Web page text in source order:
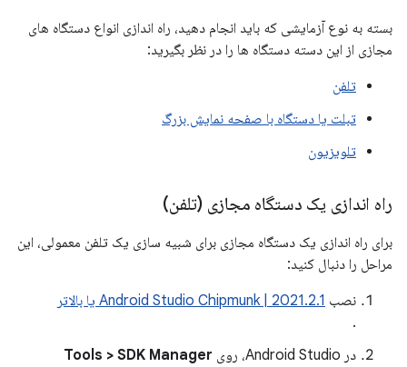
بسته به نوع آزمایشی که باید انجام دهید، راه اندازی انواع دستگاه های
مجازی از این دسته دستگاه ها را در نظر بگیرید:
تلفن
تبلت یا دستگاه با صفحه نمایش بزرگ
تلویزیون
راه اندازی یک دستگاه مجازی (تلفن)
برای راه اندازی یک دستگاه مجازی برای شبیه سازی یک تلفن معمولی، این
مراحل را دنبال کنید:
نصب Android Studio Chipmunk | 2021.2.1 یا بالاتر
.
در Android Studio، روی
Tools > SDK Manager